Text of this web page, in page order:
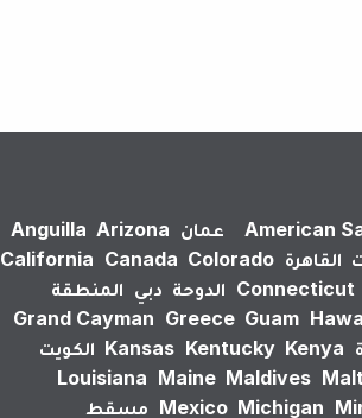
American عمان Anguilla Arizona
القاهرة California Canada Colorado
Connecticut الدوحة دبي المنطقة
Grand Cayman Greece Guam
Kansas Kentucky Kenya
الكويت
Louisiana Maine Maldives
Mexico Michigan مسقط